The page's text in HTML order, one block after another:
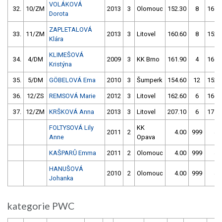
32. 10/ZM
VOLÁKOVÁ
Dorota
2013 3 Olomouc 152.30 8
33. 11/ZM
ZAPLETALOVÁ
Klára
2013 3 Litovel 160.60 8
34. 4/DM
KLIMEŠOVÁ
Kristýna
2009 3 KK Brno 161.90 4
35. 5/DM GÖBELOVÁ Ema 2010 3 Šumperk 154.60 12
36. 12/ZS REMSOVÁ Marie 2012 3 Litovel 162.60 6
37. 12/ZM KRŠKOVÁ Anna 2013 3 Litovel 207.10 6
FOLTYSOVÁ Lily
Anne
2011 2
KK
Opava
4.00 999
KAŠPARŮ Emma 2011 2 Olomouc 4.00 999
HANUŠOVÁ
Johanka
2010 2 Olomouc 4.00 999
kategorie PWC